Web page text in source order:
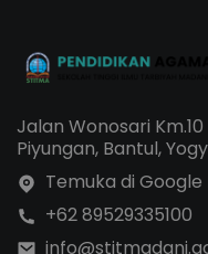
Jalan Wonosari
Piyungan, Bantul,
Temuka di Google
+62 89529335100